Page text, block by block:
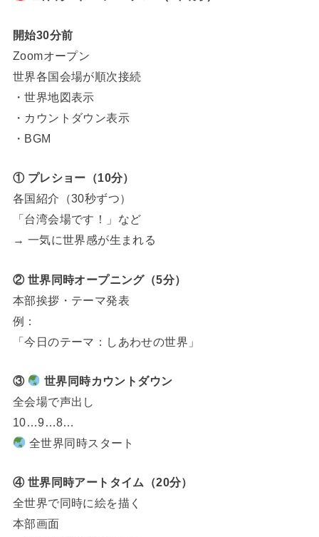
開始30分前
Zoomオープン
世界各国会場が順次接続
・世界地図表示
・カウントダウン表示
・BGM
① プレショー（10分）
各国紹介（30秒ずつ）
「台湾会場です！」など
→ 一気に世界感が生まれる
② 世界同時オープニング（5分）
本部挨拶・テーマ発表
例：
「今日のテーマ：しあわせの世界」
③
世界同時カウントダウン
全会場で声出し
10…9…8…
全世界同時スタート
④ 世界同時アートタイム（20分）
全世界で同時に絵を描く
本部画面